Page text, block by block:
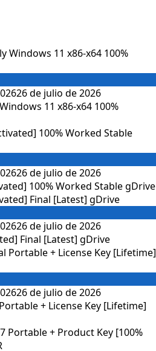
26 de julio de 2026
11 x86-x64 100%
26 de julio de 2026
100% Worked Stable gDrive
26 de julio de 2026
Final [Latest] gDrive
26 de julio de 2026
+ License Key [Lifetime]